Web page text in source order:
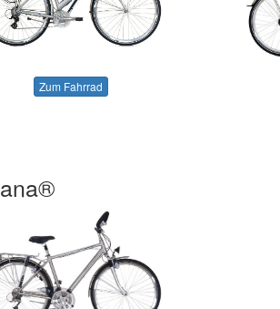
Zum Fahrrad